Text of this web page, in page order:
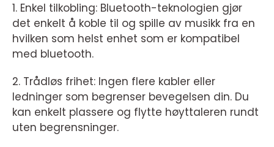
1. Enkel tilkobling: Bluetooth-teknologien gjør
det enkelt å koble til og spille av musikk fra en
hvilken som helst enhet som er kompatibel
med bluetooth.
2. Trådløs frihet: Ingen flere kabler eller
ledninger som begrenser bevegelsen din. Du
kan enkelt plassere og flytte høyttaleren rundt
uten begrensninger.